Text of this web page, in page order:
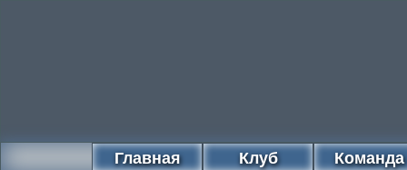
Главная Клуб Команда